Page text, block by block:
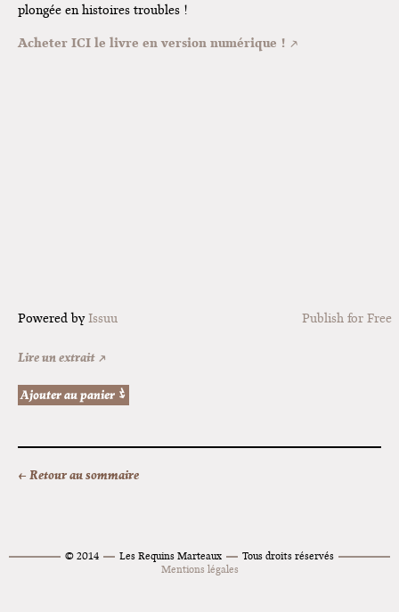
plongée en histoires troubles !
Acheter ICI le livre en version numérique !
Powered byIssuu Publish for Free
Lire un extrait ↗
← Retour au sommaire
© 2014 Les Requins Marteaux
Tous droits réservés
Mentions légales